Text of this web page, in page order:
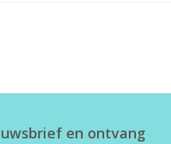
en ontvang